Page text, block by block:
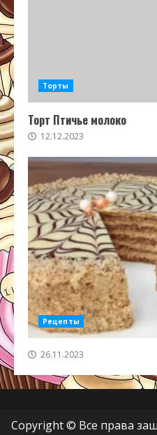
Торты
Торт Птичье молоко
12.12.2023
Рецепты
26.11.2023
Copyright © Все права